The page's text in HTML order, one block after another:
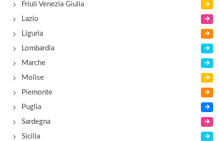
Friuli Venezia Giulia
Lazio
Liguria
Lombardia
Marche
Molise
Piemonte
Puglia
Sardegna
Sicilia